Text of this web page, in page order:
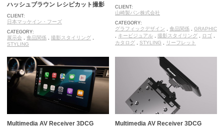
ハッシュブラウン レシピカット撮影
CLIENT:
日本マッケイン・フーズ
CATEGORY:
展示会 , 食品関係 , 撮影スタイリング ,
STYLING
CLIENT:
山崎製パン株式会社
CATEGORY:
グラフィックデザイン , 食品関係 , GRAPHIC
, キービジュアル , 撮影スタイリング , ロゴ ,
カタログ , STYLING , リーフレット
Multimedia AV Receiver 3DCG
Multimedia AV Receiver 3DCG